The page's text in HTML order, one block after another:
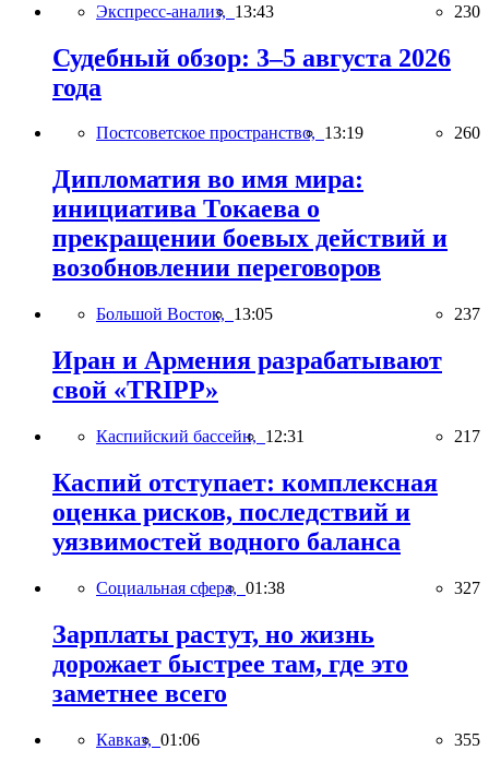
Экспресс-анализ, 13:43 230
Судебный обзор: 3–5 августа 2026
года
Постсоветское пространство, 13:19 260
Дипломатия во имя мира:
инициатива Токаева о
прекращении боевых действий и
возобновлении переговоров
Большой Восток, 13:05 237
Иран и Армения разрабатывают
свой «TRIPP»
Каспийский бассейн, 12:31 217
Каспий отступает: комплексная
оценка рисков, последствий и
уязвимостей водного баланса
Социальная сфера, 01:38 327
Зарплаты растут, но жизнь
дорожает быстрее там, где это
заметнее всего
Кавказ, 01:06 355